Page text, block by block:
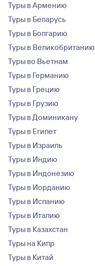
Туры в Армению
Туры в Беларусь
Туры в Болгарию
Туры в Великобританию
Туры во Вьетнам
Туры в Германию
Туры в Грецию
Туры в Грузию
Туры в Доминикану
Туры в Египет
Туры в Израиль
Туры в Индию
Туры в Индонезию
Туры в Иорданию
Туры в Испанию
Туры в Италию
Туры в Казахстан
Туры на Кипр
Туры в Китай